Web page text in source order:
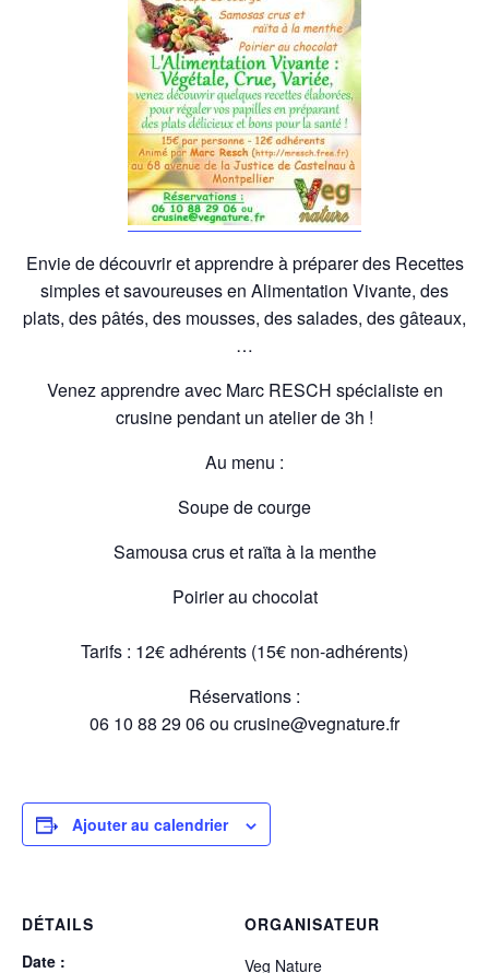
Envie de découvrir et apprendre à préparer des Recettes
simples et savoureuses en Alimentation Vivante, des
plats, des pâtés, des mousses, des salades, des gâteaux,
…
Venez apprendre avec Marc RESCH spécialiste en
crusine pendant un atelier de 3h !
Au menu :
Soupe de courge
Samousa crus et raïta à la menthe
Poirier au chocolat
Tarifs : 12€ adhérents (15€ non-adhérents)
Réservations :
06 10 88 29 06 ou crusine@vegnature.fr
Ajouter au calendrier
DÉTAILS
Date :
ORGANISATEUR
Veg Nature